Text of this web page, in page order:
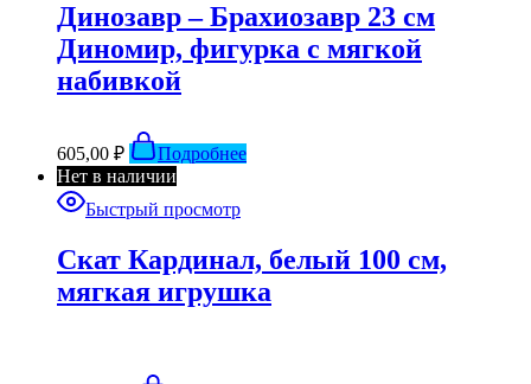
Динозавр – Брахиозавр 23 см
Диномир, фигурка с мягкой
набивкой
605,00 ₽
Подробнее
Нет в наличии
Быстрый просмотр
Скат Кардинал, белый 100 см,
мягкая игрушка